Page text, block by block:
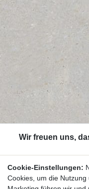
Cookie-Einstellungen:
Cookies, um die